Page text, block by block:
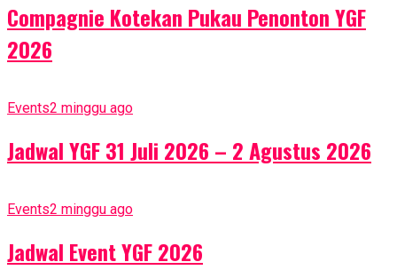
Compagnie Kotekan Pukau Penonton YGF
2026
Events2 minggu ago
Jadwal YGF 31 Juli 2026 – 2 Agustus 2026
Events2 minggu ago
Jadwal Event YGF 2026